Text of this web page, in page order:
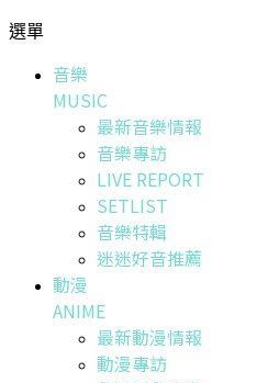
選單
音樂
MUSIC
最新音樂情報
音樂專訪
LIVE REPORT
SETLIST
音樂特輯
迷迷好音推薦
動漫
ANIME
最新動漫情報
動漫專訪